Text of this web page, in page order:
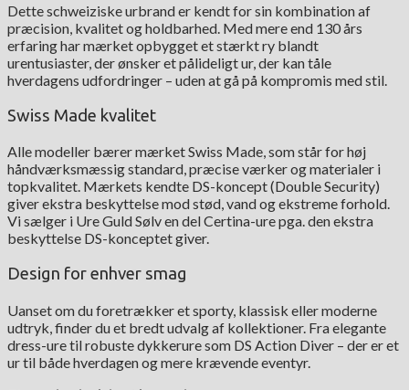
Dette schweiziske urbrand er kendt for sin kombination af
præcision, kvalitet og holdbarhed. Med mere end 130 års
erfaring har mærket opbygget et stærkt ry blandt
urentusiaster, der ønsker et pålideligt ur, der kan tåle
hverdagens udfordringer – uden at gå på kompromis med stil.
Swiss Made kvalitet
Alle modeller bærer mærket Swiss Made, som står for høj
håndværksmæssig standard, præcise værker og materialer i
topkvalitet. Mærkets kendte DS-koncept (Double Security)
giver ekstra beskyttelse mod stød, vand og ekstreme forhold.
Vi sælger i Ure Guld Sølv en del Certina-ure pga. den ekstra
beskyttelse DS-konceptet giver.
Design for enhver smag
Uanset om du foretrækker et sporty, klassisk eller moderne
udtryk, finder du et bredt udvalg af kollektioner. Fra elegante
dress-ure til robuste dykkerure som DS Action Diver – der er et
ur til både hverdagen og mere krævende eventyr.